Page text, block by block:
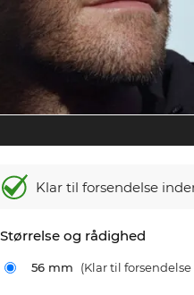
Klar til forsendelse
Størrelse og rådighed
56 mm (Klar til